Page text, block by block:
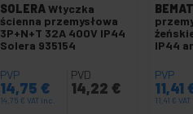
SOLERAWtyczka
ścienna przemysłowa
3P+N+T 32A 400V IP44
Solera 935154
PVP
14,75 €
14,75 € VAT inc.
PVD
14,22 €
IP44
PVP
11,41
11,41 €